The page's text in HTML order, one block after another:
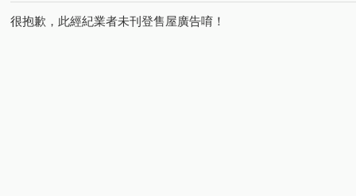
很抱歉，此經紀業者未刊登售屋廣告唷！